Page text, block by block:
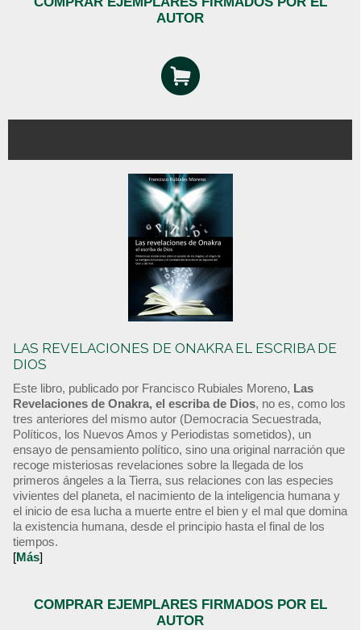
AUTOR
LAS REVELACIONES DE ONAKRA EL ESCRIBA DE
DIOS
Este libro, publicado por Francisco Rubiales Moreno, Las
Revelaciones de Onakra, el escriba de Dios, no es, como los
tres anteriores del mismo autor (Democracia Secuestrada,
Políticos, los Nuevos Amos y Periodistas sometidos), un
ensayo de pensamiento político, sino una original narración que
recoge misteriosas revelaciones sobre la llegada de los
primeros ángeles a la Tierra, sus relaciones con las especies
vivientes del planeta, el nacimiento de la inteligencia humana y
el inicio de esa lucha a muerte entre el bien y el mal que domina
la existencia humana, desde el principio hasta el final de los
tiempos.
[Más]
COMPRAR EJEMPLARES FIRMADOS POR EL
AUTOR